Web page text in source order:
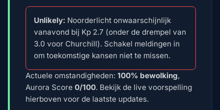
Unlikely: Noorderlicht onwaarschijnlijk
vanavond bij Kp 2.7 (onder de drempel van
3.0 voor Churchill). Schakel meldingen in
om toekomstige kansen niet te missen.
Actuele omstandigheden: 100% bewolking,
Aurora Score 0/100. Bekijk de live voorspelling
hierboven voor de laatste updates.